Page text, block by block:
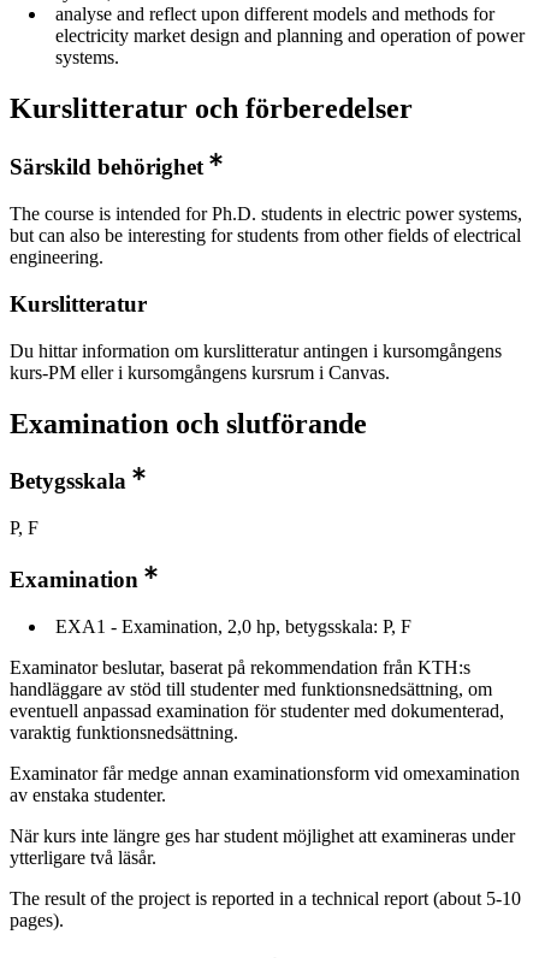
analyse and reflect upon different models and methods for
electricity market design and planning and operation of power
systems.
Kurslitteratur och förberedelser
Särskild behörighet
The course is intended for Ph.D. students in electric power systems,
but can also be interesting for students from other fields of electrical
engineering.
Kurslitteratur
Du hittar information om kurslitteratur antingen i kursomgångens
kurs-PM eller i kursomgångens kursrum i Canvas.
Examination och slutförande
Betygsskala
P, F
Examination
EXA1 - Examination, 2,0 hp, betygsskala: P, F
Examinator beslutar, baserat på rekommendation från KTH:s
handläggare av stöd till studenter med funktionsnedsättning, om
eventuell anpassad examination för studenter med dokumenterad,
varaktig funktionsnedsättning.
Examinator får medge annan examinationsform vid omexamination
av enstaka studenter.
När kurs inte längre ges har student möjlighet att examineras under
ytterligare två läsår.
The result of the project is reported in a technical report (about 5-10
pages).